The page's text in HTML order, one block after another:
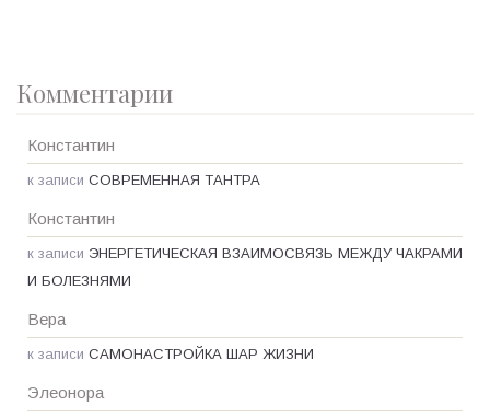
Комментарии
Константин
к записи СОВРЕМЕННАЯ ТАНТРА
Константин
к записи ЭНЕРГЕТИЧЕСКАЯ ВЗАИМОСВЯЗЬ МЕЖДУ ЧАКРАМИ
И БОЛЕЗНЯМИ
Вера
к записи САМОНАСТРОЙКА ШАР ЖИЗНИ
Элеонора